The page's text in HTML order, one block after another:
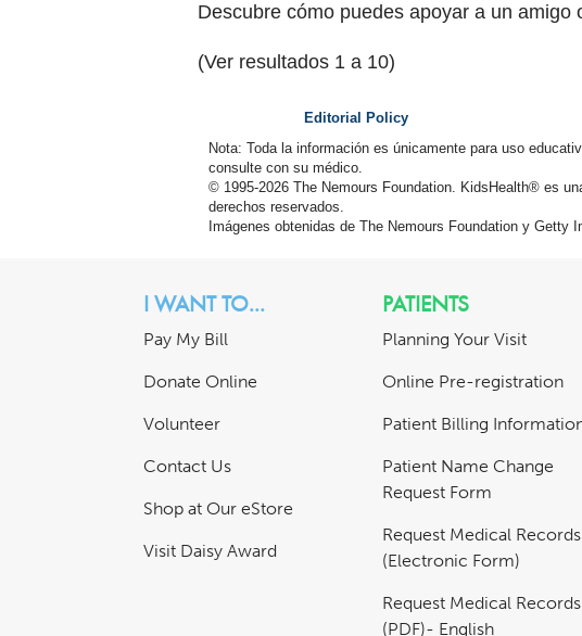
Descubre cómo puedes apoyar a un
(Ver resultados 1 a 10)
Editorial Policy
Nota: Toda la información es únicamente para uso
consulte con su médico.
© 1995-2026 The Nemours Foundation. KidsHealth® es
derechos reservados.
Imágenes obtenidas de The Nemours Foundation y Getty
I WANT TO...
Pay My Bill
Donate Online
Volunteer
Contact Us
Shop at Our eStore
Visit Daisy Award
PATIENTS
Planning Your Visit
Online Pre-registration
Patient Billing
Patient Name Change
Request Form
Request Medical Records
(Electronic Form)
Request Medical Records
(PDF)- English